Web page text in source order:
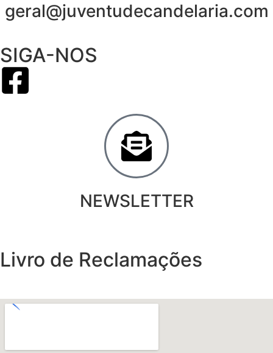
geral@juventudecandelaria.com
SIGA-NOS
NEWSLETTER
Livro de Reclamações